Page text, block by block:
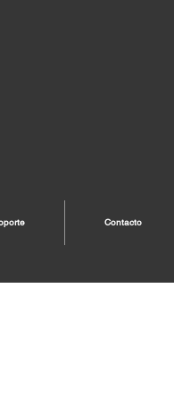
Contacto